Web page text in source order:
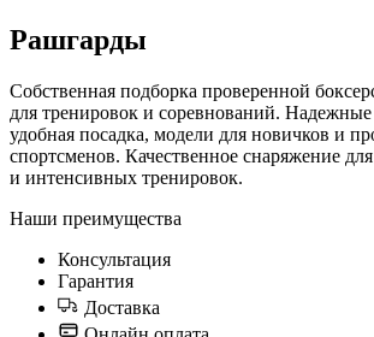
Рашгарды
Собственная подборка проверенной
для тренировок и соревнований.
удобная посадка, модели для новичков и
спортсменов. Качественное снаряжение
и интенсивных тренировок.
Наши преимущества
Консультация
Гарантия
Доставка